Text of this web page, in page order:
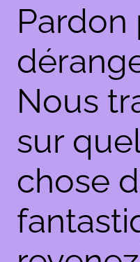
Pardon
Nous
sur
chose